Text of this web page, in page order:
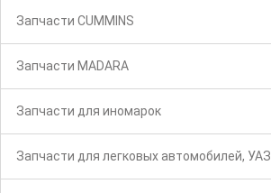
Запчасти CUMMINS
Запчасти MADARA
Запчасти для иномарок
Запчасти для легковых автомобилей, УАЗ